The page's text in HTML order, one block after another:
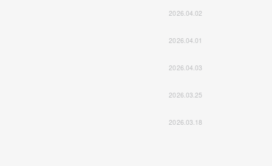
2026.04.02
2026.04.01
2026.04.03
2026.03.25
2026.03.18